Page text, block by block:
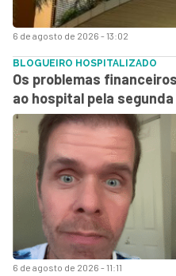
6 de agosto de 2026 - 13:02
6 de agosto de 2026 - 11:11
BLOGUEIRO HOSPITALIZADO
Os problemas
ao hospital pela segunda